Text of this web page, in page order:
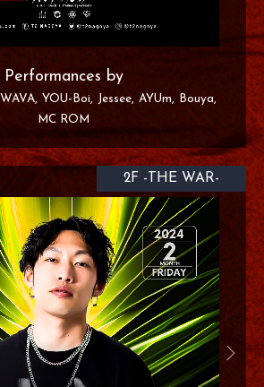
Performances by
WAVA YOU-Boi Jessee AYUm
Bouya
MC ROM
2F -THE WAR-